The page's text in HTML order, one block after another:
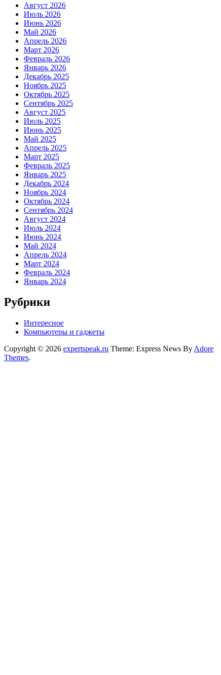
Август 2026
Июль 2026
Июнь 2026
Май 2026
Апрель 2026
Март 2026
Февраль 2026
Январь 2026
Декабрь 2025
Ноябрь 2025
Октябрь 2025
Сентябрь 2025
Август 2025
Июль 2025
Июнь 2025
Май 2025
Апрель 2025
Март 2025
Февраль 2025
Январь 2025
Декабрь 2024
Ноябрь 2024
Октябрь 2024
Сентябрь 2024
Август 2024
Июль 2024
Июнь 2024
Май 2024
Апрель 2024
Март 2024
Февраль 2024
Январь 2024
Рубрики
Интересное
Компьютеры и гаджеты
Copyright © 2026 expertspeak.ru Theme: Express News By Adore
Themes.